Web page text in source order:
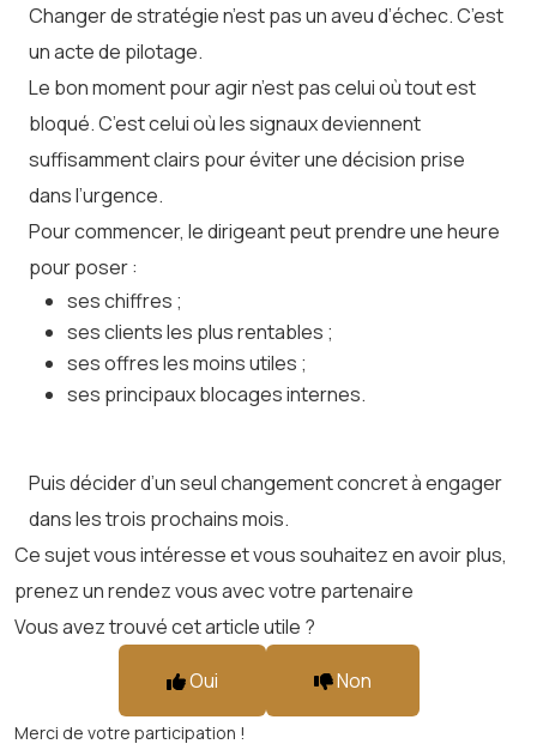
Changer de stratégie n’est pas un aveu d’échec. C’est
un acte de pilotage.
Le bon moment pour agir n’est pas celui où tout est
bloqué. C’est celui où les signaux deviennent
suffisamment clairs pour éviter une décision prise
dans l’urgence.
Pour commencer, le dirigeant peut prendre une heure
pour poser :
ses chiffres ;
ses clients les plus rentables ;
ses offres les moins utiles ;
ses principaux blocages internes.
Puis décider d’un seul changement concret à engager
dans les trois prochains mois.
Ce sujet vous intéresse et vous souhaitez en avoir plus,
prenez un rendez vous avec votre partenaire
Vous avez trouvé cet article utile ?
Oui Non
Merci de votre participation !